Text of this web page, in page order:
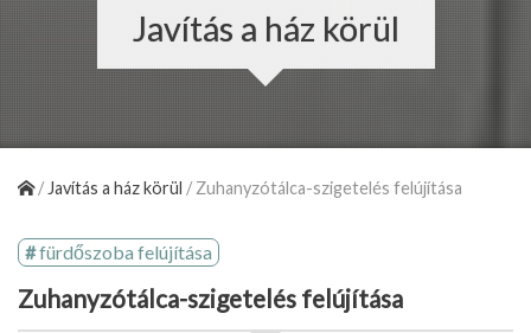
Javítás a ház körül
/ Javítás a ház körül /Zuhanyzótálca-szigetelés felújítása
fürdőszoba felújítása
Zuhanyzótálca-szigetelés felújítása